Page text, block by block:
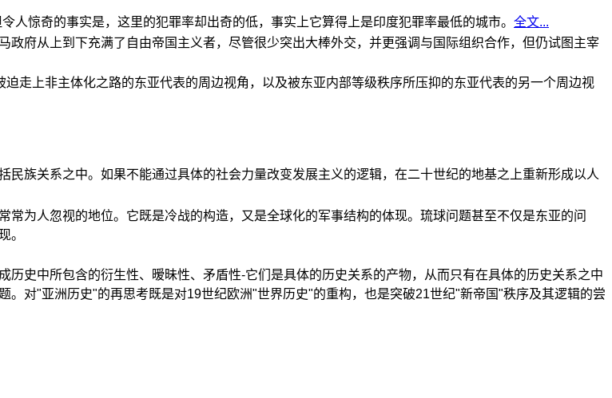
人惊奇的事实是，这里的犯罪率却出奇的低，事实上它算得上是印度犯罪率最低的城市。 全文...
政府从上到下充满了自由帝国主义者，尽管很少突出大棒外交，并更强调与国际组织合作，但仍试图主宰
走上非主体化之路的东亚代表的周边视角，以及被东亚内部等级秩序所压抑的东亚代表的另一个周边视
族关系之中。如果不能通过具体的社会力量改变发展主义的逻辑，在二十世纪的地基之上重新形成以人
为人忽视的地位。它既是冷战的构造，又是全球化的军事结构的体现。琉球问题甚至不仅是东亚的问
。
史中所包含的衍生性、暧昧性、矛盾性-它们是具体的历史关系的产物，从而只有在具体的历史关系之中
对"亚洲历史"的再思考既是对19世纪欧洲"世界历史"的重构，也是突破21世纪"新帝国"秩序及其逻辑的尝